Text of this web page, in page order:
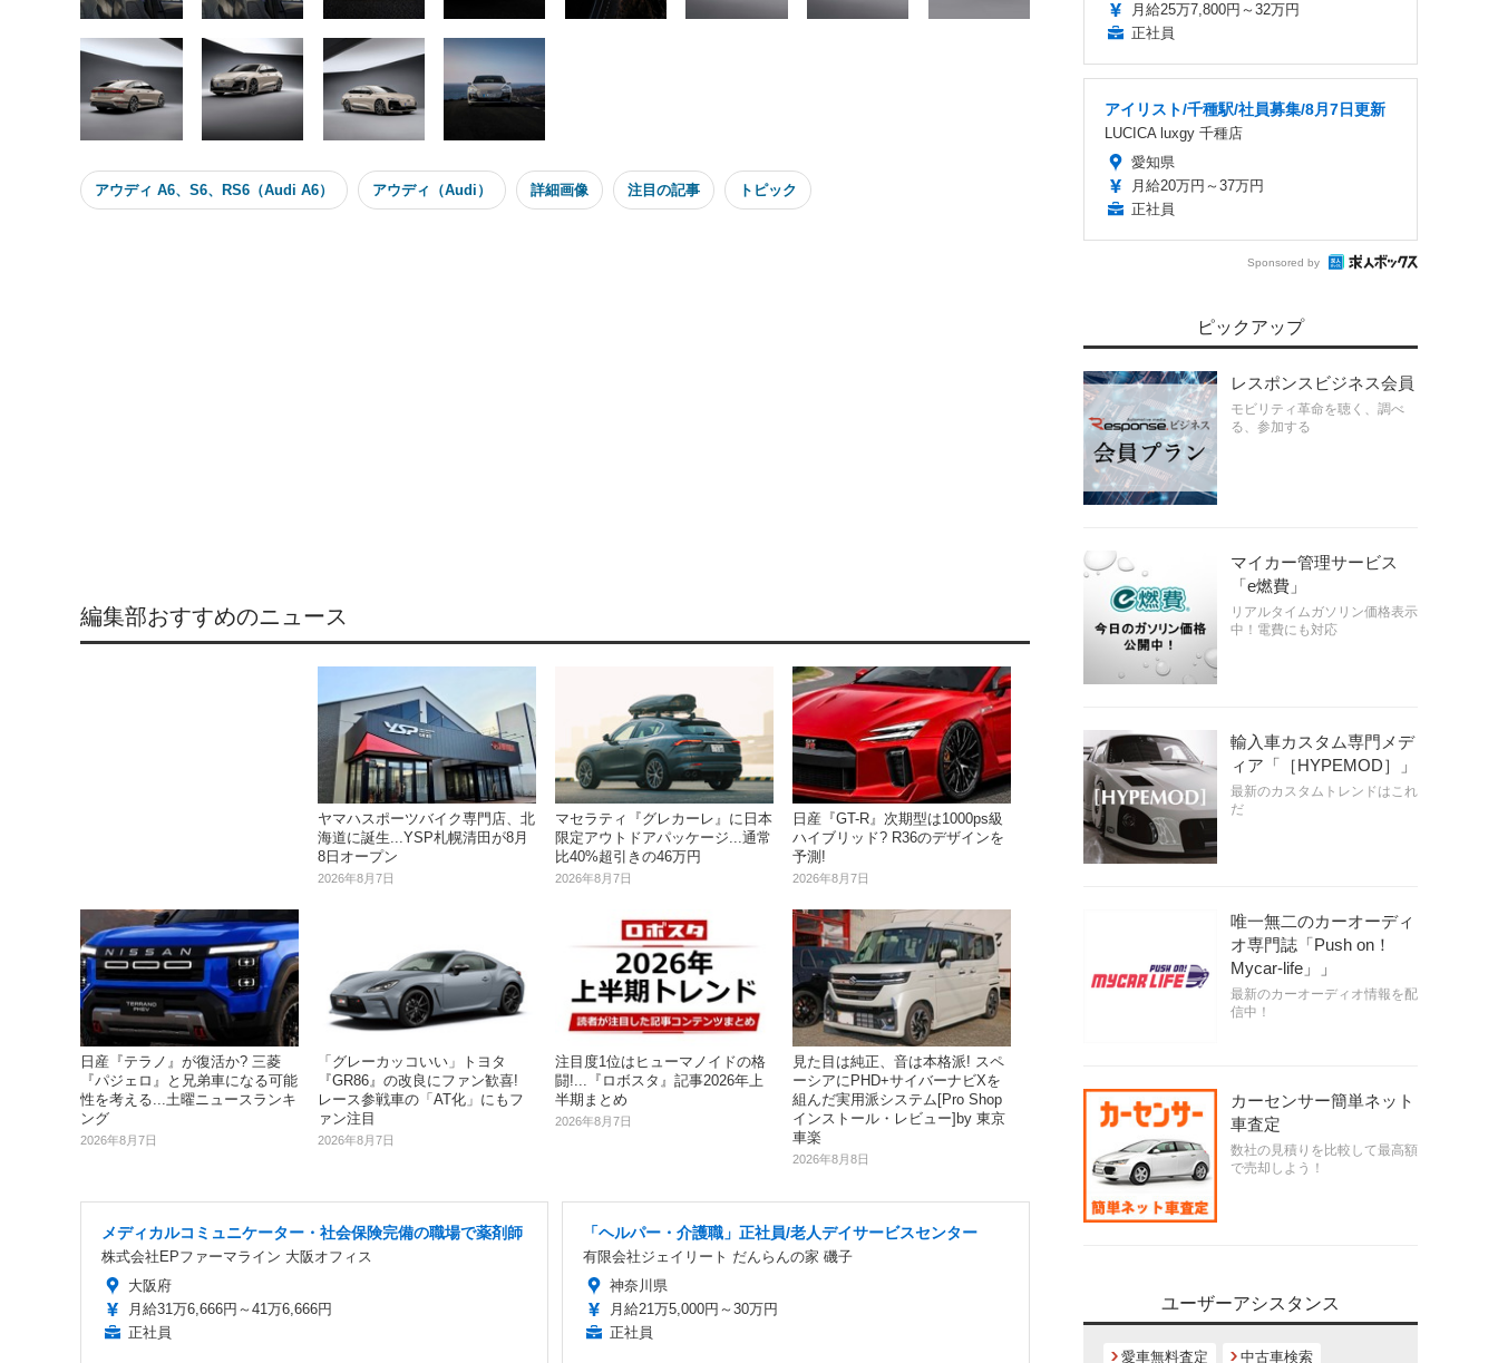
アウディ A6、S6、RS6（Audi A6） アウディ（Audi） 詳細画像 注目の記事 トピック
編集部おすすめのニュース
ヤマハスポーツバイク専門店、北
海道に誕生...YSP札幌清田が8月
8日オープン
2026年8月7日
マセラティ『グレカーレ』に日本
限定アウトドアパッケージ...通常
比40%超引きの46万円
2026年8月7日
日産『GT-R』次期型は1000ps級
ハイブリッド? R36のデザインを
予測!
2026年8月7日
日産『テラノ』が復活か? 三菱
『パジェロ』と兄弟車になる可能
性を考える...土曜ニュースランキ
ング
2026年8月7日
「グレーカッコいい」トヨタ
『GR86』の改良にファン歓喜!
レース参戦車の「AT化」にもフ
ァン注目
2026年8月7日
注目度1位はヒューマノイドの格
闘!...『ロボスタ』記事2026年上
半期まとめ
2026年8月7日
見た目は純正、音は本格派! スペ
ーシアにPHD+サイバーナビXを
組んだ実用派システム[Pro Shop
インストール・レビュー]by 東京
車楽
2026年8月8日
メディカルコミュニケーター・社会保険完備の職場で薬剤師
株式会社EPファーマライン 大阪オフィス
大阪府
月給31万6,666円～41万6,666円
正社員
「ヘルパー・介護職」正社員/老人デイサービスセンター
有限会社ジェイリート だんらんの家 磯子
神奈川県
月給21万5,000円～30万円
正社員
月給25万7,800円～32万円
正社員
アイリスト/千種駅/社員募集/8月7日更新
LUCICA luxgy 千種店
愛知県
月給20万円～37万円
正社員
Sponsored by
ピックアップ
レスポンスビジネス会員
モビリティ革命を聴く、調べ
る、参加する
マイカー管理サービス
「e燃費」
リアルタイムガソリン価格表示
中！電費にも対応
輸入車カスタム専門メデ
ィア「［HYPEMOD］」
最新のカスタムトレンドはこれ
だ
唯一無二のカーオーディ
オ専門誌「Push on！
Mycar-life」」
最新のカーオーディオ情報を配
信中！
カーセンサー簡単ネット
車査定
数社の見積りを比較して最高額
で売却しよう！
ユーザーアシスタンス
愛車無料査定 中古車検索